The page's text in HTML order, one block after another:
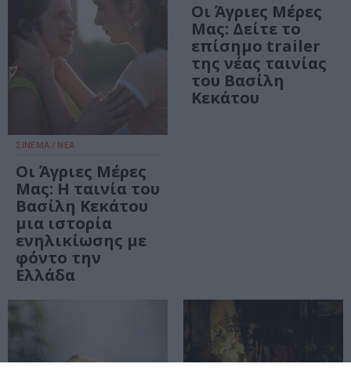
ΣΙΝΕΜΑ / ΝΕΑ
Οι Άγριες Μέρες
Μας: Η ταινία του
Βασίλη Κεκάτου
μια ιστορία
ενηλικίωσης με
φόντο την
Ελλάδα
Οι Άγριες Μέρες
Μας: Δείτε το
επίσημο trailer
της νέας ταινίας
του Βασίλη
Κεκάτου